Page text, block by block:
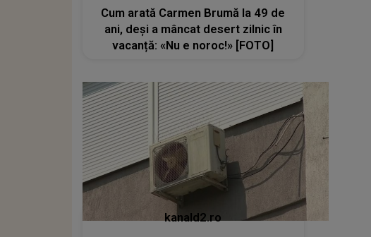
Cum arată Carmen Brumă la 49 de
ani, deși a mâncat desert zilnic în
vacanță: «Nu e noroc!» [FOTO]
kanald2.ro